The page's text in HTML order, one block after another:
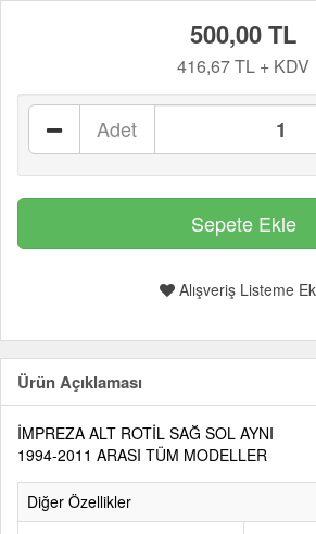
500,00 TL
416,67 TL + KDV
Adet
Alışveriş Listeme
Ürün Açıklaması
İMPREZA ALT ROTİL SAĞ SOL AYNI
1994-2011 ARASI TÜM MODELLER
Diğer Özellikler